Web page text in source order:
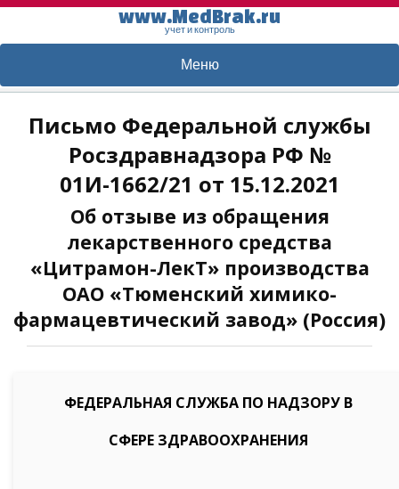
www.MedBrak.ru
учет и контроль
Меню
Письмо Федеральной службы
Росздравнадзора РФ №
01И-1662/21 от 15.12.2021
Об отзыве из обращения
лекарственного средства
«Цитрамон-ЛекТ» производства
ОАО «Тюменский химико­
фармацевтический завод» (Россия)
ФЕДЕРАЛЬНАЯ СЛУЖБА ПО НАДЗОРУ В
СФЕРЕ ЗДРАВООХРАНЕНИЯ